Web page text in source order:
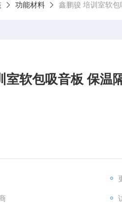
功能材料 鑫鹏骏 培训室软包
室软包吸音板 保温